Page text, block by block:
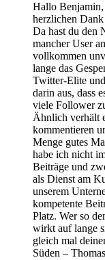
Hallo Benjamin,
herzlichen
Da hast du den
mancher User
vollkommen
lange das
Twitter-Elite
darin aus, dass
viele Follower
Ähnlich verhält
kommentieren
Menge gutes
habe ich nicht
Beiträge und
als Dienst am
unserem
kompetente
Platz. Wer so
wirkt auf lange
gleich mal
Süden – Thomas